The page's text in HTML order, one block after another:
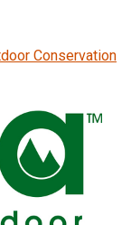
Conservation